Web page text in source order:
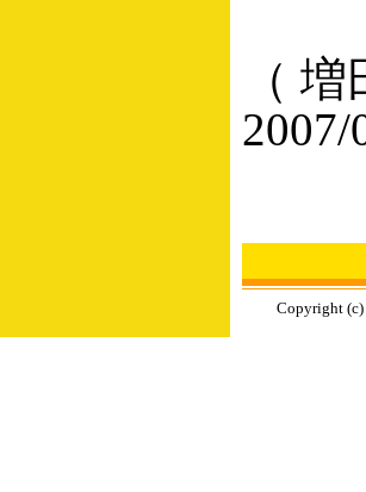
（ 増
2007/
Copyright (c)